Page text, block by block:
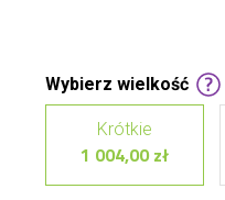
Wybierz wielkość
Krótkie
1 004,00 zł